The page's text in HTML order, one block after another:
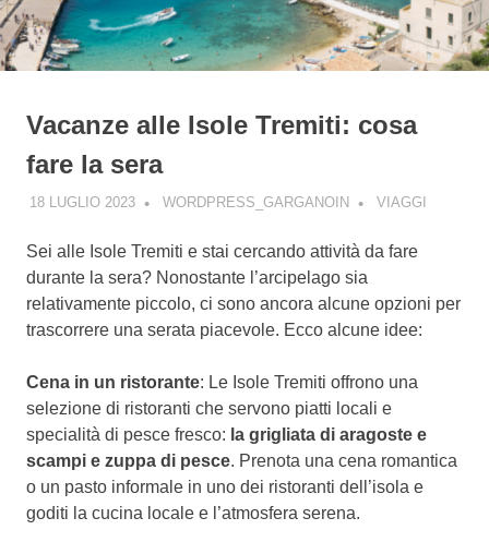
Vacanze alle Isole Tremiti: cosa
fare la sera
18 LUGLIO 2023 WORDPRESS_GARGANOIN VIAGGI
Sei alle Isole Tremiti e stai cercando attività da fare
durante la sera? Nonostante l’arcipelago sia
relativamente piccolo, ci sono ancora alcune opzioni per
trascorrere una serata piacevole. Ecco alcune idee:
Cena in un ristorante: Le Isole Tremiti offrono una
selezione di ristoranti che servono piatti locali e
specialità di pesce fresco: la grigliata di aragoste e
scampi e zuppa di pesce. Prenota una cena romantica
o un pasto informale in uno dei ristoranti dell’isola e
goditi la cucina locale e l’atmosfera serena.